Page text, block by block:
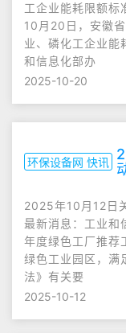
工企业能耗限额标
10月20日，安徽
业、磷化工企业能
和信息化部办
2025-10-20
环保设备网 快讯
2025年10月12日
最新消息：工业和
年度绿色工厂推荐
绿色工业园区，满
法》有关要
2025-10-12